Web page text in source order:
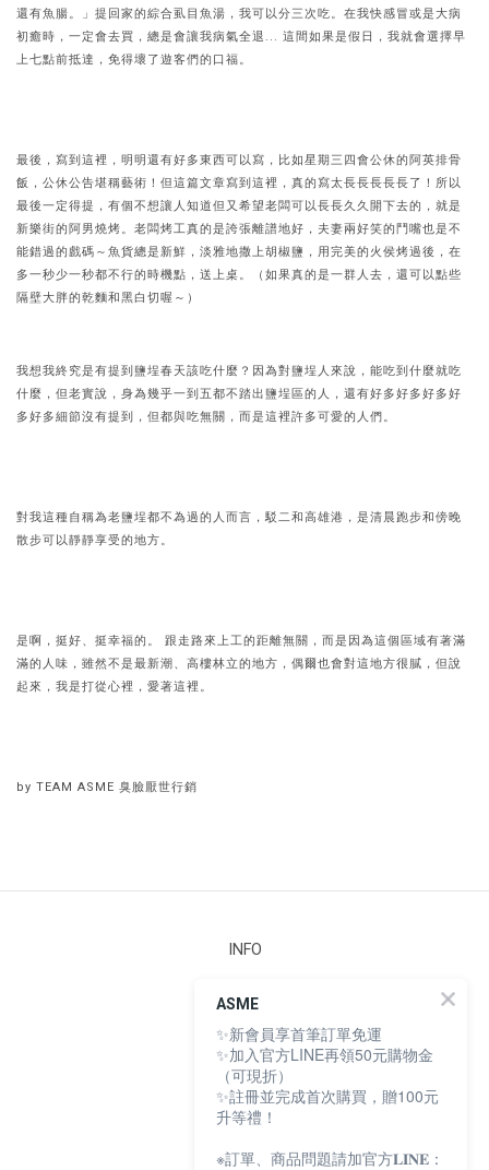
還有魚腸。」提回家的綜合虱目魚湯，我可以分三次吃。在我快感冒或是大病
初癒時，一定會去買，總是會讓我病氣全退... 這間如果是假日，我就會選擇早
上七點前抵達，免得壞了遊客們的口福。
最後，寫到這裡，明明還有好多東西可以寫，比如星期三四會公休的阿英排骨
飯，公休公告堪稱藝術！但這篇文章寫到這裡，真的寫太長長長長長了！所以
最後一定得提，有個不想讓人知道但又希望老闆可以長長久久開下去的，就是
新樂街的阿男燒烤。老闆烤工真的是誇張離譜地好，夫妻兩好笑的鬥嘴也是不
能錯過的戲碼～魚貨總是新鮮，淡雅地撒上胡椒鹽，用完美的火侯烤過後，在
多一秒少一秒都不行的時機點，送上桌。（如果真的是一群人去，還可以點些
隔壁大胖的乾麵和黑白切喔～）
我想我終究是有提到鹽埕春天該吃什麼？因為對鹽埕人來說，能吃到什麼就吃
什麼，但老實說，身為幾乎一到五都不踏出鹽埕區的人，還有好多好多好多好
多好多細節沒有提到，但都與吃無關，而是這裡許多可愛的人們。
對我這種自稱為老鹽埕都不為過的人而言，駁二和高雄港，是清晨跑步和傍晚
散步可以靜靜享受的地方。
是啊，挺好、挺幸福的。 跟走路來上工的距離無關，而是因為這個區域有著滿
滿的人味，雖然不是最新潮、高樓林立的地方，偶爾也會對這地方很膩，但說
起來，我是打從心裡，愛著這裡。
by TEAM ASME 臭臉厭世行銷
INFO
安心檢測
條款與細則
隱私權政策
個人資料保護法
165 防詐騙聲明
ASME
ASME
✨新會員享首筆訂單免運
✨加入官方LINE再領50元購物金
（可現折）
✨註冊並完成首次購買，贈100元
升等禮！
※訂單、商品問題請加官方𝐋𝐈𝐍𝐄：